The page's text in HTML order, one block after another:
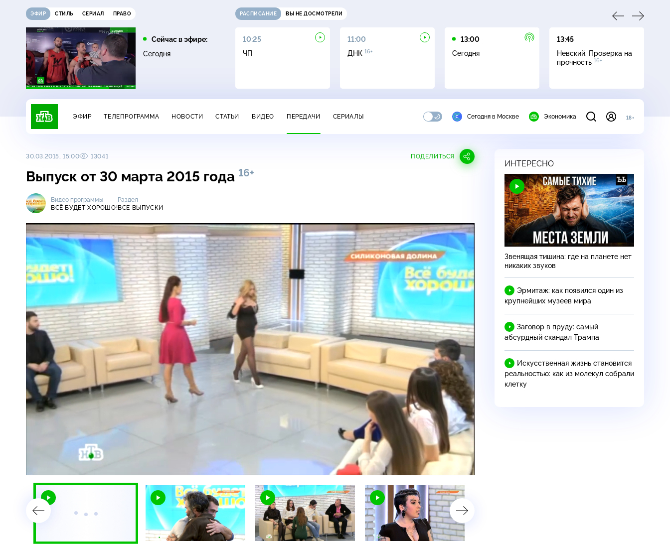
ЭФИР СТИЛЬ СЕРИАЛ ПРАВО
Сейчас в эфире:
Сегодня
РАСПИСАНИЕ ВЫ НЕ ДОСМОТРЕЛИ
08:05
Лесник. Своя земля 16+
10:00
Сегодня
10:25
ЧП
11:00
ДНК 16+
13:00
Сегодня
13:45
Невский. Проверка на
прочность 16+
ЭФИР ТЕЛЕПРОГРАММА НОВОСТИ СТАТЬИ ВИДЕО ПЕРЕДАЧИ СЕРИАЛЫ Сегодня в Москве Экономика 18+
30.03.2015, 15:00 13041 ПОДЕЛИТЬСЯ
Выпуск от 30 марта 2015 года 16+
Видео программы
ВСЁ БУДЕТ ХОРОШО!
Раздел
ВСЕ ВЫПУСКИ
/ Настройки
ИНТЕРЕСНО
Звенящая тишина: где на планете нет
никаких звуков
Эрмитаж: как появился один из
крупнейших музеев мира
Заговор в пруду: самый
абсурдный скандал Трампа
Искусственная жизнь становится
реальностью: как из молекул собрали
клетку